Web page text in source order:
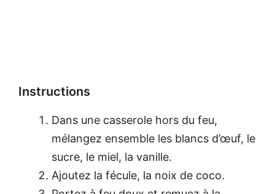
Instructions
Dans une casserole hors du feu,
mélangez ensemble les blancs d’œuf, le
sucre, le miel, la vanille.
Ajoutez la fécule, la noix de coco.